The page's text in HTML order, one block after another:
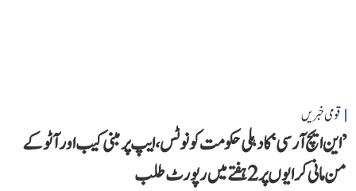
قومی خبریں
’این ایچ آر سی‘ کا دہلی حکومت کو نوٹس، ایپ پر مبنی کیب اور آٹو کے
من مانی کرایوں پر 2 ہفتے میں رپورٹ طلب